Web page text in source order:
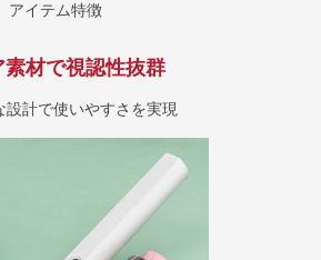
アイテム特徴
素材で視認性抜群
計で使いやすさを実現